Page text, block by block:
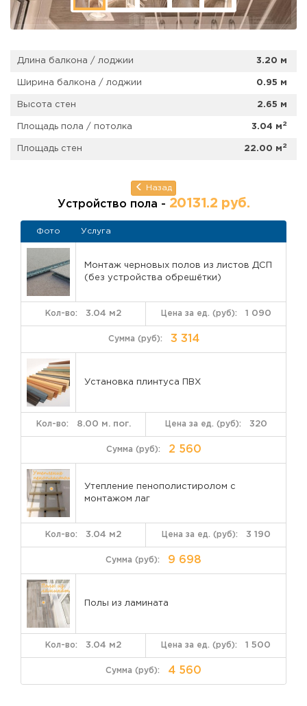
Назад
Длина балкона / лоджии 3.20 м
Ширина балкона / лоджии 0.95 м
Высота стен 2.65 м
Площадь пола / потолка 3.04 м 2
Площадь стен 22.00 м 2
Устройство пола - 20131.2 руб.
Фото Услуга
Монтаж черновых полов из листов ДСП
(без устройства обрешётки)
1 090
3.04 м2
3 314
Установка плинтуса ПВХ
320
8.00 м. пог.
2 560
Утепление пенополистиролом с
монтажом лаг
3 190
3.04 м2
9 698
Полы из ламината
1 500
3.04 м2
4 560